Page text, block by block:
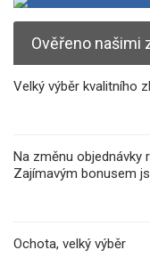
Ověřeno našimi
Velký výběr kvalitního
Na změnu objednávky
Zajímavým bonusem
Ochota, velký výběr